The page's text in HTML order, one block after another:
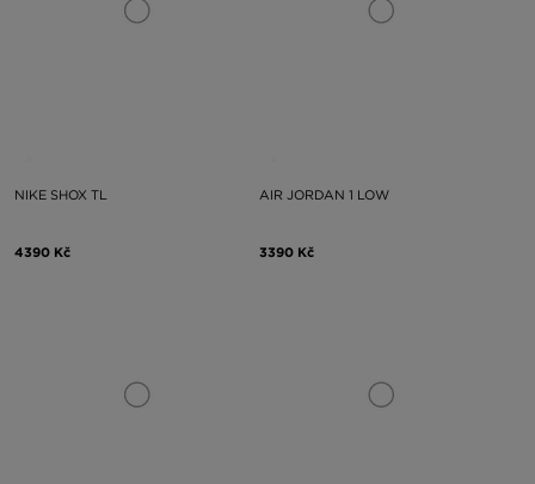
NIKE SHOX TL
4390 Kč
AIR JORDAN 1 LOW
3390 Kč